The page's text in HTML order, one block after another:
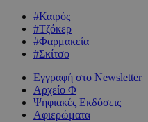
#Καιρός
#Τζόκερ
#Φαρμακεία
#Σκίτσο
Εγγραφή στο Newsletter
Αρχείο Φ
Ψηφιακές Εκδόσεις
Αφιερώματα